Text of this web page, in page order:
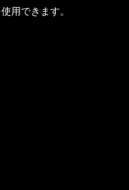
用できます。